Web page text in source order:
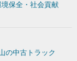
境保全・社会貢献
の中古トラック